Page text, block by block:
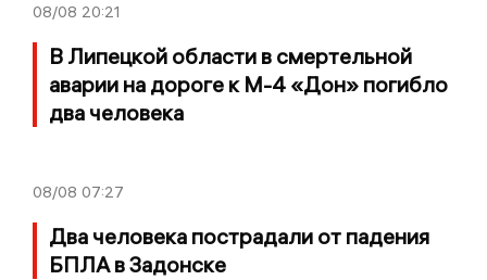
08/08 20:21
В Липецкой области в смертельной
аварии на дороге к М-4 «Дон» погибло
два человека
08/08 07:27
Два человека пострадали от падения
БПЛА в Задонске